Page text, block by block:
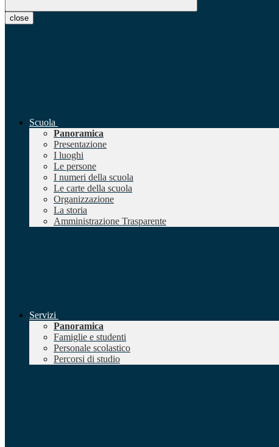
close
Scuola
Panoramica
Presentazione
I luoghi
Le persone
I numeri della scuola
Le carte della scuola
Organizzazione
La storia
Amministrazione Trasparente
Servizi
Panoramica
Famiglie e studenti
Personale scolastico
Percorsi di studio